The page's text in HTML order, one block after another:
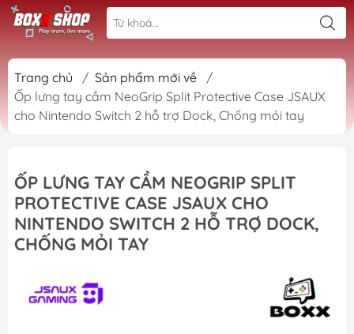
Trang chủ / Sản phẩm mới về
/
Ốp lưng tay cầm NeoGrip Split Protective Case JSAUX
cho Nintendo Switch 2 hỗ trợ Dock, Chống mỏi tay
ỐP LƯNG TAY CẦM NEOGRIP SPLIT
PROTECTIVE CASE JSAUX CHO
NINTENDO SWITCH 2 HỖ TRỢ DOCK,
CHỐNG MỎI TAY